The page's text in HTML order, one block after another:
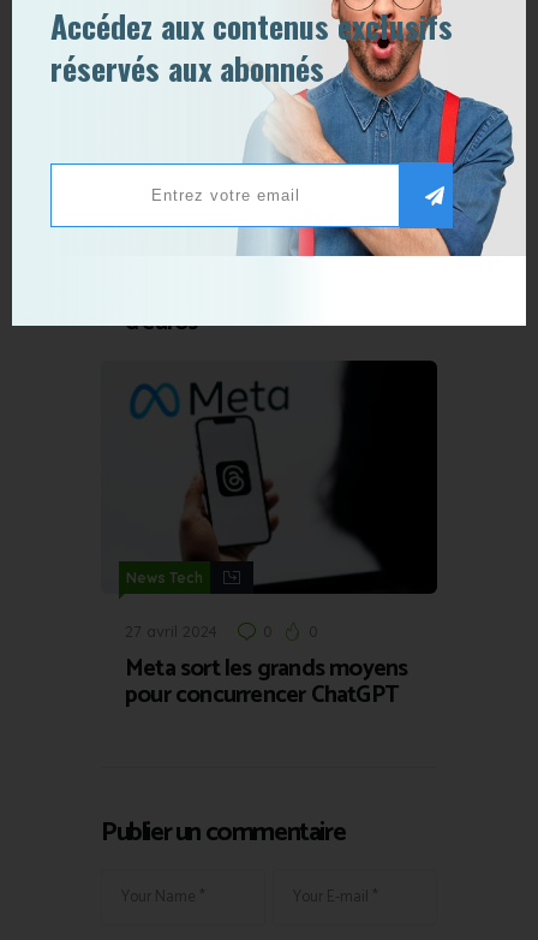
La Chine bloque le rachat de
MANUS par META / CYERA
rachète RYFT pour sécuriser
d’euros
News Tech
27 avril 2024 0 0
Meta sort les grands moyens
pour concurrencer ChatGPT
Publier un commentaire
Accédez aux contenus exclusifs
réservés aux abonnés